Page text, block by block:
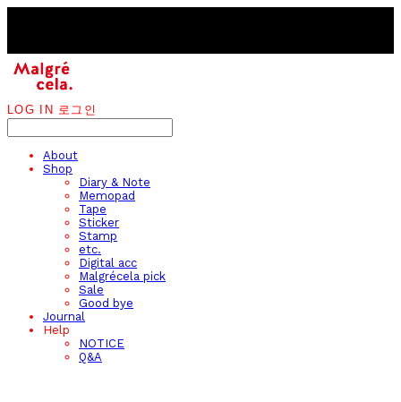
LOG IN 로그인
About
Shop
Diary & Note
Memopad
Tape
Sticker
Stamp
etc.
Digital acc
Malgrécela pick
Sale
Good bye
Journal
Help
NOTICE
Q&A